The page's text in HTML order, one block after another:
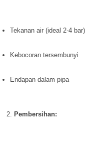
Tekanan air (ideal 2-4 bar)
Kebocoran tersembunyi
Endapan dalam pipa
Pembersihan: